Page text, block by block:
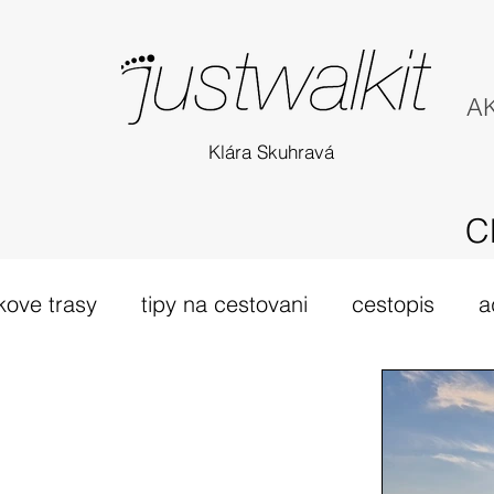
Klára Skuhravá
trasy tipy na cestovani cestopis
camino